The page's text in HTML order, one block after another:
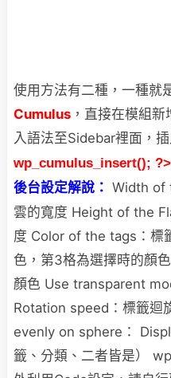
使用方法有二種，一種就
Cumulus ，直接在模組新
入語法至Sidebar裡面，插
wp_cumulus_insert(); ?>
後台設定解說： Width of
雲的寬度 Height of the
度 Color of the tags：標
色，第3格為選擇時的顏
顏色 Use transparent
Rotation speed：標籤迴
evenly on sphere：
籤、分類、二者皆是）